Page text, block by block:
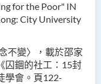
for the Poor" IN
City University
不變〉，載於邵家
囚錮的社工：15封
學會。頁122-